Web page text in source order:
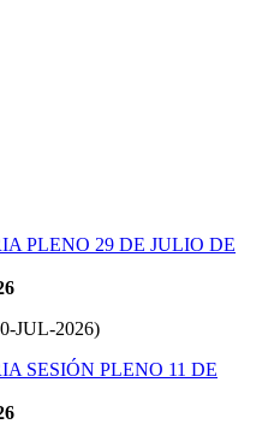
JUL-2026)